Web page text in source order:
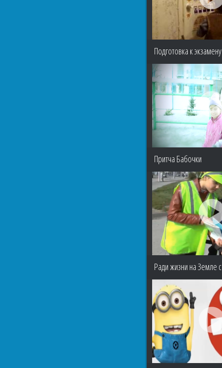
Подготовка к
Притча Бабочки
Ради жизни на Земле